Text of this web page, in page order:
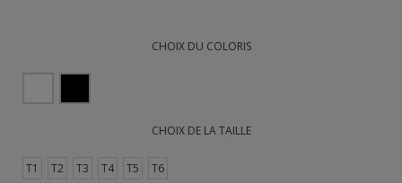
CHOIX DU COLORIS
CHOIX DE LA TAILLE
T1 T2 T3 T4 T5 T6